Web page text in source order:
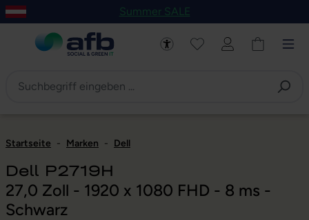
Hauptinhalt springen
Zur Navigation der B2B-Plattform springen
Summer SALE
Startseite - Marken - Dell
Dell P2719H
27,0 Zoll - 1920 x 1080 FHD - 8 ms -
Schwarz